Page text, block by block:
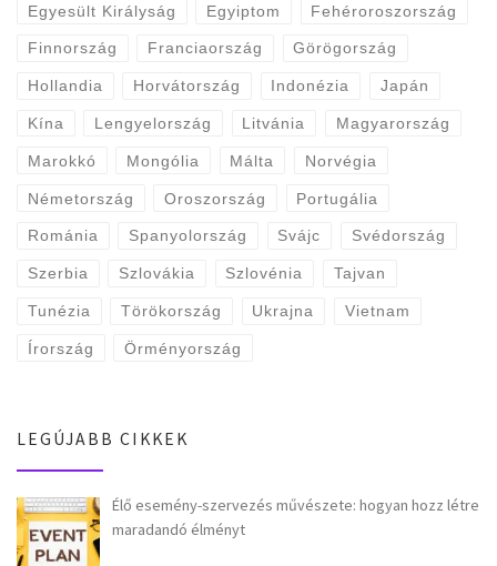
Egyesült Királyság Egyiptom Fehéroroszország
Finnország Franciaország Görögország
Hollandia Horvátország Indonézia Japán
Kína Lengyelország Litvánia Magyarország
Marokkó Mongólia Málta Norvégia
Németország Oroszország Portugália
Románia Spanyolország Svájc Svédország
Szerbia Szlovákia Szlovénia Tajvan
Tunézia Törökország Ukrajna Vietnam
Írország Örményország
LEGÚJABB CIKKEK
Élő esemény-szervezés művészete: hogyan hozz létre
maradandó élményt